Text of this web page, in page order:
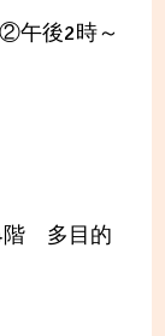
午後2時～
階 多目的